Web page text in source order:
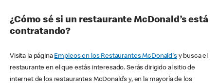
¿Cómo sé si un restaurante McDonald’s está
contratando?
Visita la página Empleos en los Restaurantes McDonald'sy busca el
restaurante en el que estás interesado. Serás dirigido al sitio de
internet de los restaurantes McDonald’s y, en la mayoría de los